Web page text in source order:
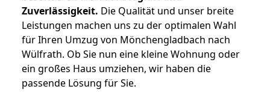
Zuverlässigkeit. Die Qualität und unser breite
Leistungen machen uns zu der optimalen Wahl
für Ihren Umzug von Mönchengladbach nach
Wülfrath. Ob Sie nun eine kleine Wohnung oder
ein großes Haus umziehen, wir haben die
passende Lösung für Sie.